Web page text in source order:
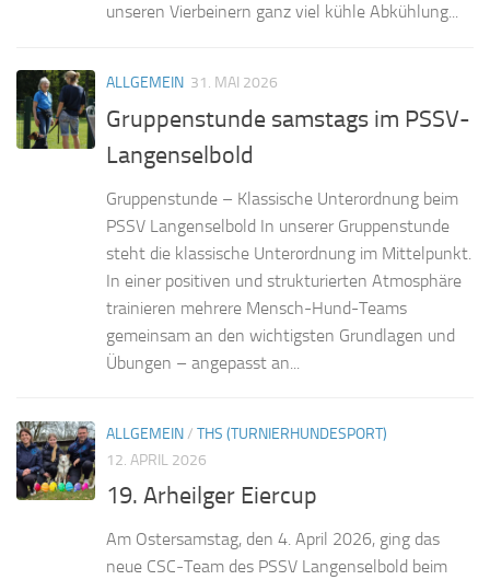
unseren Vierbeinern ganz viel kühle Abkühlung...
ALLGEMEIN 31. MAI 2026
Gruppenstunde samstags im PSSV-
Langenselbold
Gruppenstunde – Klassische Unterordnung beim
PSSV Langenselbold In unserer Gruppenstunde
steht die klassische Unterordnung im Mittelpunkt.
In einer positiven und strukturierten Atmosphäre
trainieren mehrere Mensch-Hund-Teams
gemeinsam an den wichtigsten Grundlagen und
Übungen – angepasst an...
ALLGEMEIN/ THS (TURNIERHUNDESPORT)
12. APRIL 2026
19. Arheilger Eiercup
Am Ostersamstag, den 4. April 2026, ging das
neue CSC‑Team des PSSV Langenselbold beim